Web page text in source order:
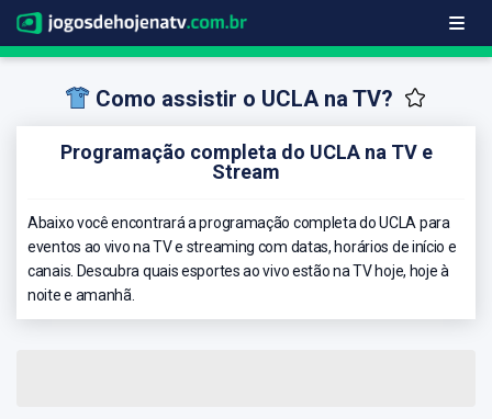
Como assistir o UCLA na TV?
Programação completa do UCLA na TV e
Stream
Abaixo você encontrará a programação completa do UCLA para
eventos ao vivo na TV e streaming com datas, horários de início e
canais. Descubra quais esportes ao vivo estão na TV hoje, hoje à
noite e amanhã.